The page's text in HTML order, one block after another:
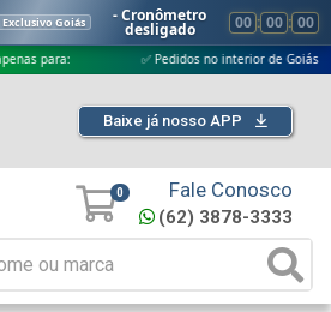
Exclusivo Goiás - Cronômetro
desligado 00 : 00 : 00
✅ Pedidos no interior de Goiás
Baixe já nosso APP
0 Fale Conosco
(62) 3878-3333